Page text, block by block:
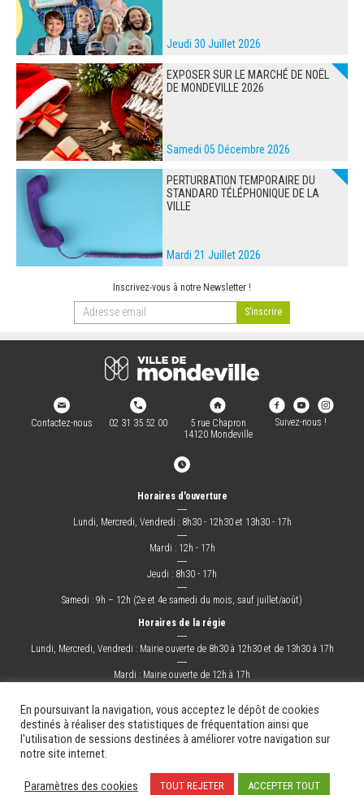
Jeudi 30 Juillet 2026
EXPOSER SUR LE MARCHÉ DE NOËL
DE MONDEVILLE 2026
Samedi 05 Décembre 2026
PERTURBATION TEMPORAIRE DU
STANDARD TÉLÉPHONIQUE DE LA
VILLE
Mardi 21 Juillet 2026
Inscrivez-vous à notre Newsletter !
Contactez-nous 02 31 35 52 00
5 rue Chapron
14120 Mondeville
Suivez-nous !
Horaires d'ouverture
―
Lundi, Mercredi, Vendredi : 8h30 - 12h30 et 13h30 - 17h
―
Mardi : 12h - 17h
―
Jeudi : 8h30 - 17h
―
Samedi : 9h – 12h (2e et 4e samedi du mois, sauf juillet/août)
Horaires de la régie
―
Lundi, Mercredi, Vendredi : Mairie ouverte de 8h30 à 12h30 et de 13h30 à 17h
―
Mardi : Mairie ouverte de 12h à 17h
La Ville Mes démarches Grandir ! Sortir ! Changer !
Les docs.
Mentions légales
En poursuivant la navigation, vous acceptez le dépôt de cookies
destinés à réaliser des statistiques de fréquentation ainsi que
l'utilisation de sessions destinées à améliorer votre navigation sur
notre site internet.
Paramètres des cookies TOUT REJETER ACCEPTER TOUT